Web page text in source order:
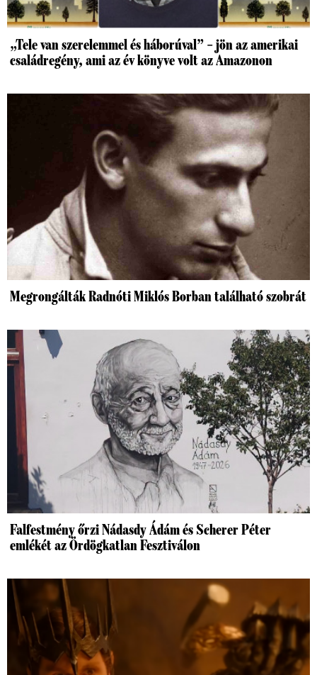
„Tele van szerelemmel és háborúval” – jön az amerikai
családregény, ami az év könyve volt az Amazonon
Megrongálták Radnóti Miklós Borban található szobrát
Falfestmény őrzi Nádasdy Ádám és Scherer Péter
emlékét az Ördögkatlan Fesztiválon